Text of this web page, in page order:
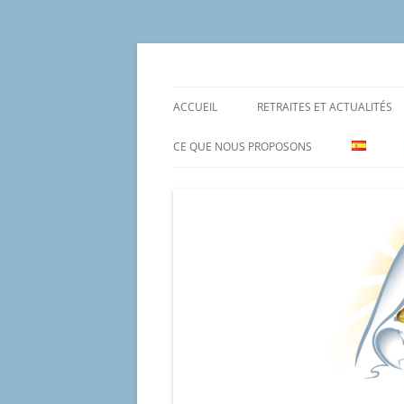
Aller
ACCUEIL RETRAITES ET ACTUALITÉS
CE QUE NOUS PROPOSONS